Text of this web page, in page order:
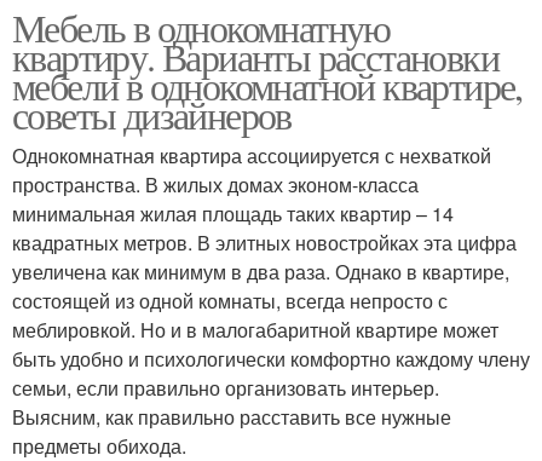
однокомнатной
квартиры
Квартира с нишей
Квартиры с нишей Комнатная квартира
Квартира с фото Мебель в квартире
Мебель в однокомнатную
квартиру. Варианты расстановки
мебели в однокомнатной квартире,
советы дизайнеров
Однокомнатная квартира ассоциируется с нехваткой
пространства. В жилых домах эконом-класса
минимальная жилая площадь таких квартир – 14
квадратных метров. В элитных новостройках эта цифра
увеличена как минимум в два раза. Однако в квартире,
состоящей из одной комнаты, всегда непросто с
меблировкой. Но и в малогабаритной квартире может
быть удобно и психологически комфортно каждому члену
семьи, если правильно организовать интерьер.
Выясним, как правильно расставить все нужные
предметы обихода.